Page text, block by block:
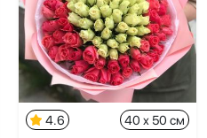
4.6 40 x 50 см